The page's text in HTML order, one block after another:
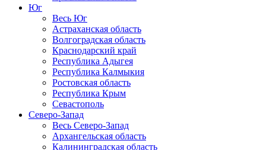
Юг
Весь Юг
Астраханская область
Волгоградская область
Краснодарский край
Республика Адыгея
Республика Калмыкия
Ростовская область
Республика Крым
Севастополь
Северо-Запад
Весь Северо-Запад
Архангельская область
Калининградская область